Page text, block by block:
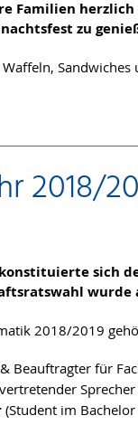
Familien
zu
sich
2018/2019
Beauftragter für
(Student im